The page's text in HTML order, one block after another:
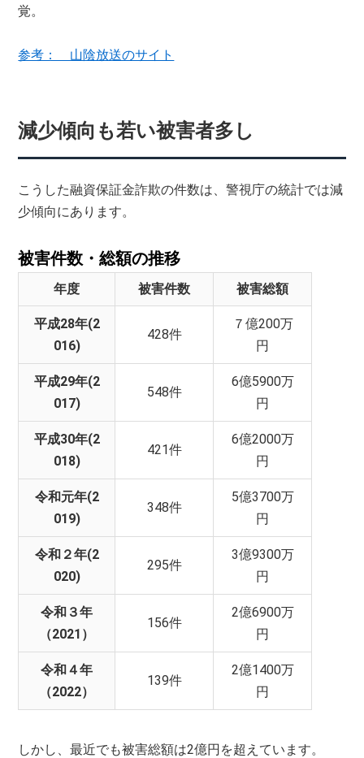
覚。
参考： 山陰放送のサイト
減少傾向も若い被害者多し
こうした融資保証金詐欺の件数は、警視庁の統計では減
少傾向にあります。
被害件数・総額の推移
年度 被害件数 被害総額
平成28年(2
016)
428件
７億200万
円
平成29年(2
017)
548件
6億5900万
円
平成30年(2
018)
421件
6億2000万
円
令和元年(2
019)
348件
5億3700万
円
令和２年(2
020)
295件
3億9300万
円
令和３年
（2021）
156件
2億6900万
円
令和４年
（2022）
139件
2億1400万
円
しかし、最近でも被害総額は2億円を超えています。